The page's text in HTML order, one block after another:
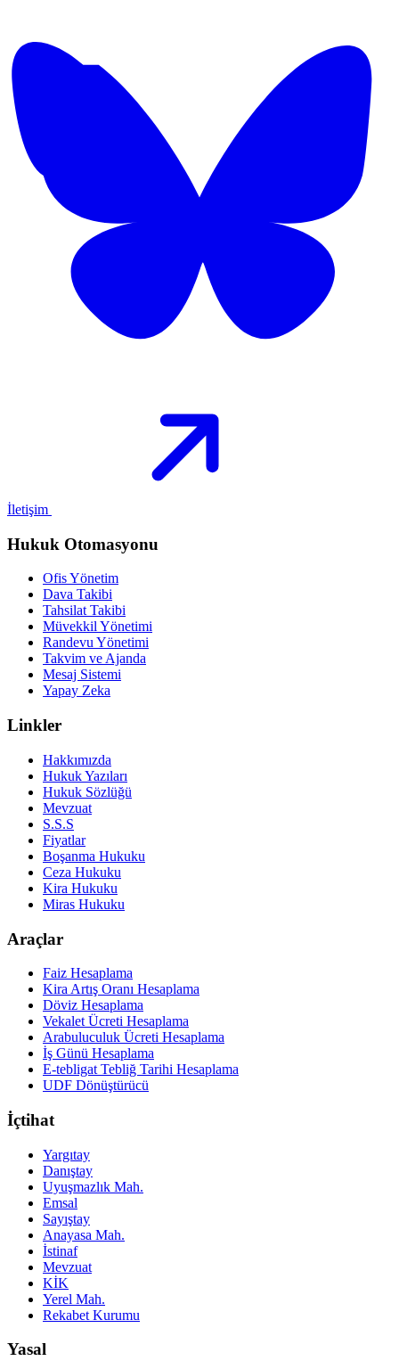
İletişim
Hukuk Otomasyonu
Ofis Yönetim
Dava Takibi
Tahsilat Takibi
Müvekkil Yönetimi
Randevu Yönetimi
Takvim ve Ajanda
Mesaj Sistemi
Yapay Zeka
Linkler
Hakkımızda
Hukuk Yazıları
Hukuk Sözlüğü
Mevzuat
S.S.S
Fiyatlar
Boşanma Hukuku
Ceza Hukuku
Kira Hukuku
Miras Hukuku
Araçlar
Faiz Hesaplama
Kira Artış Oranı Hesaplama
Döviz Hesaplama
Vekalet Ücreti Hesaplama
Arabuluculuk Ücreti Hesaplama
İş Günü Hesaplama
E-tebligat Tebliğ Tarihi Hesaplama
UDF Dönüştürücü
İçtihat
Yargıtay
Danıştay
Uyuşmazlık Mah.
Emsal
Sayıştay
Anayasa Mah.
İstinaf
Mevzuat
KİK
Yerel Mah.
Rekabet Kurumu
Yasal